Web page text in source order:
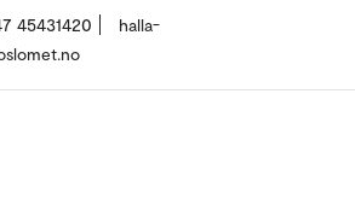
45431420
halla-